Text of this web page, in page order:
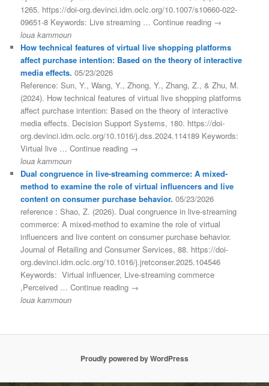
1265. https://doi-org.devinci.idm.oclc.org/10.1007/s10660-022-
09651-8 Keywords: Live streaming … Continue reading →
loua kammoun
How technical features of virtual live shopping platforms
affect purchase intention: Based on the theory of interactive
media effects. 05/23/2026
Reference: Sun, Y., Wang, Y., Zhong, Y., Zhang, Z., & Zhu, M.
(2024). How technical features of virtual live shopping platforms
affect purchase intention: Based on the theory of interactive
media effects. Decision Support Systems, 180. https://doi-
org.devinci.idm.oclc.org/10.1016/j.dss.2024.114189 Keywords:
Virtual live … Continue reading →
loua kammoun
Dual congruence in live-streaming commerce: A mixed-
method to examine the role of virtual influencers and live
content on consumer purchase behavior. 05/23/2026
reference : Shao, Z. (2026). Dual congruence in live-streaming
commerce: A mixed-method to examine the role of virtual
influencers and live content on consumer purchase behavior.
Journal of Retailing and Consumer Services, 88. https://doi-
org.devinci.idm.oclc.org/10.1016/j.jretconser.2025.104546
Keywords: Virtual influencer, Live-streaming commerce
,Perceived … Continue reading →
loua kammoun
Proudly powered by WordPress